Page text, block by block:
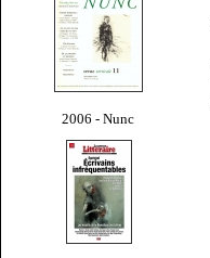
2006 - Nunc